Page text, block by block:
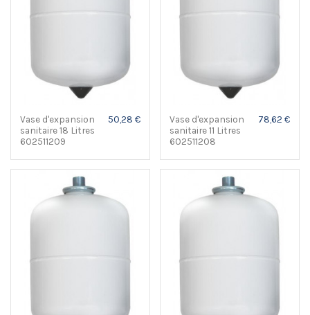
Vase d'expansion
sanitaire 18 Litres
602511209
50,28 €
Vase d'expansion
sanitaire 11 Litres
602511208
78,62 €